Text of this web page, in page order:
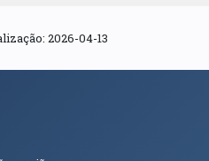
2026-04-13